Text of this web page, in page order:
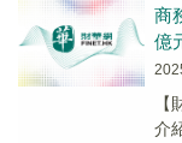
商
億
介